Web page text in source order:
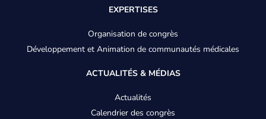
EXPERTISES
Organisation de congrès
Développement et Animation de communautés médicales
ACTUALITÉS & MÉDIAS
Actualités
Calendrier des congrès